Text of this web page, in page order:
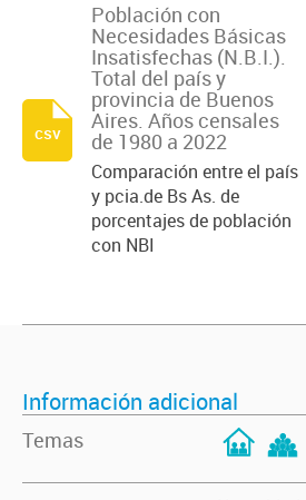
Población con
Necesidades Básicas
Insatisfechas (N.B.I.).
Total del país y
provincia de Buenos
Aires. Años censales
de 1980 a 2022
Comparación entre el país
y pcia.de Bs As. de
porcentajes de población
con NBI
csv
Información adicional
Temas